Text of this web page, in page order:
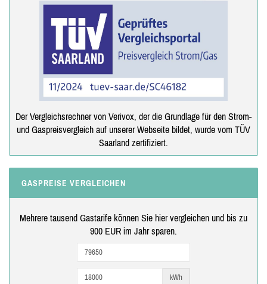
Der Vergleichsrechner von Verivox, der die Grundlage für den Strom-
und Gaspreisvergleich auf unserer Webseite bildet, wurde vom TÜV
Saarland zertifiziert.
GASPREISE VERGLEICHEN
Mehrere tausend Gastarife können Sie hier vergleichen und bis zu
900 EUR im Jahr sparen.
kWh